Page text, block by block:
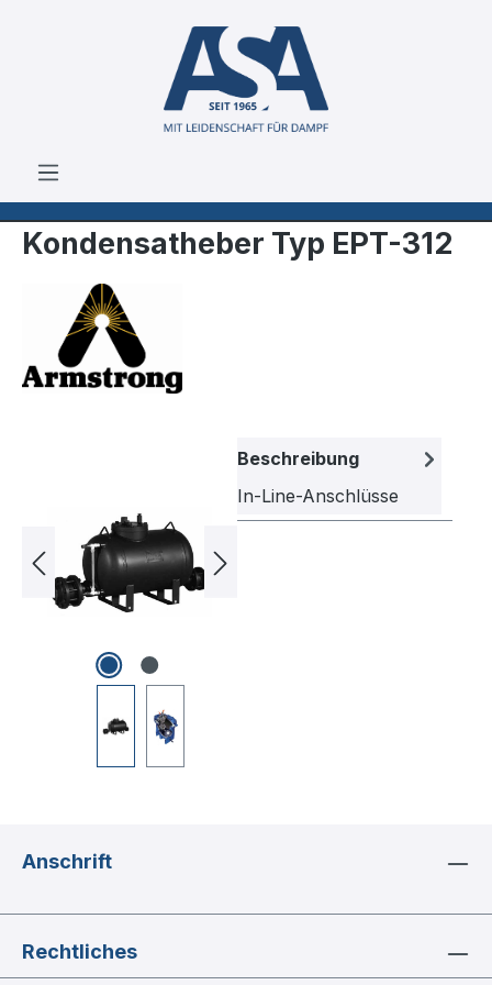
Zum Hauptinhalt springen
Kondensatheber Typ EPT-312
Bildergalerie überspringenBeschreibung
In-Line-Anschlüsse
Anschrift
Rechtliches